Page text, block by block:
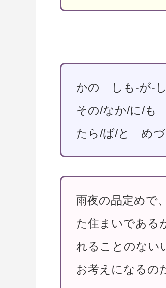
かの しも-が-
その/なか/に/も
たら/ば/と めづ
雨夜の品定めで
た住まいである
れることのない
お考えになるの